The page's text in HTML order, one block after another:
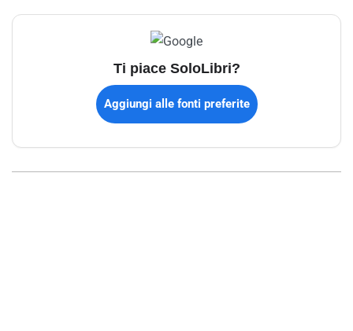
Ti piace SoloLibri?
Aggiungi alle fonti preferite